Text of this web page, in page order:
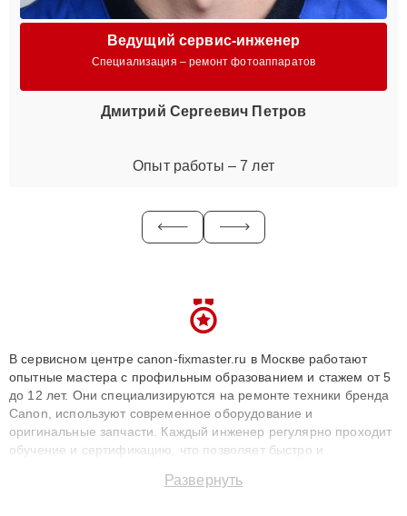
Ведущий сервис-инженер
Специализация – ремонт фотоаппаратов
Дмитрий Сергеевич Петров
Опыт работы – 7 лет
В сервисном центре canon-fixmaster.ru в Москве работают
опытные мастера с профильным образованием и стажем от 5
до 12 лет. Они специализируются на ремонте техники бренда
Canon, используют современное оборудование и
оригинальные запчасти. Каждый инженер регулярно проходит
обучение и сертификацию, что позволяет быстро и
сохранением гарантии до 3 лет. Наши мастера решают
Развернуть